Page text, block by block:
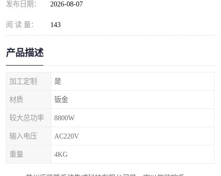
发布日期： 2026-08-07
阅 读 量： 143
产品描述
加工定制 是
材质 钣金
较大总功率 8800W
输入电压 AC220V
重量 4KG